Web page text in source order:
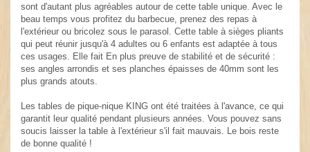
sont d'autant plus agréables autour de cette table unique. Avec le
beau temps vous profitez du barbecue, prenez des repas à
l'extérieur ou bricolez sous le parasol. Cette table à sièges pliants
qui peut réunir jusqu'à 4 adultes ou 6 enfants est adaptée à tous
ces usages. Elle fait En plus preuve de stabilité et de sécurité :
ses angles arrondis et ses planches épaisses de 40mm sont les
plus grands atouts.
Les tables de pique-nique KING ont été traitées à l'avance, ce qui
garantit leur qualité pendant plusieurs années. Vous pouvez sans
soucis laisser la table à l'extérieur s'il fait mauvais. Le bois reste
de bonne qualité !